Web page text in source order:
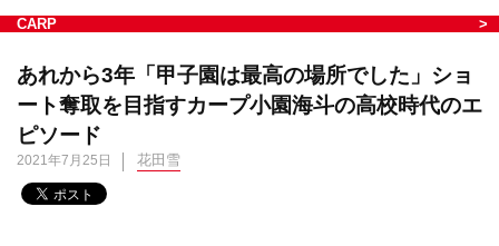
CARP
あれから3年「甲子園は最高の場所でした」ショ
ート奪取を目指すカープ小園海斗の高校時代のエ
ピソード
2021年7月25日 花田雪